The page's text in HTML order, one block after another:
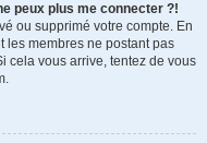
peux plus me connecter ?!
ou supprimé votre compte. En
les membres ne postant pas
cela vous arrive, tentez de vous